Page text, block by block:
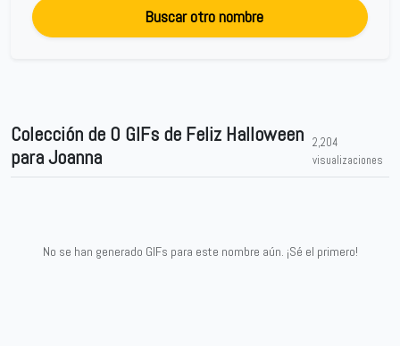
Buscar otro nombre
Colección de 0 GIFs de Feliz Halloween
para Joanna
2,204
visualizaciones
No se han generado GIFs para este nombre aún. ¡Sé el primero!